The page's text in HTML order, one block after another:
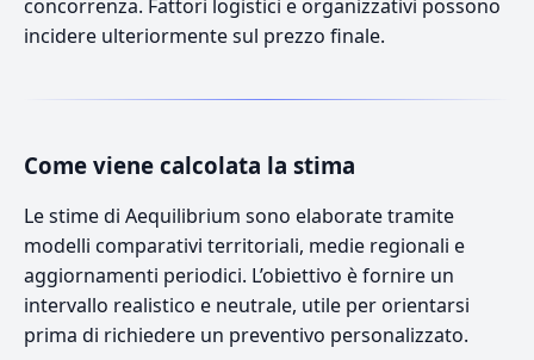
concorrenza. Fattori logistici e organizzativi possono
incidere ulteriormente sul prezzo finale.
Come viene calcolata la stima
Le stime di Aequilibrium sono elaborate tramite
modelli comparativi territoriali, medie regionali e
aggiornamenti periodici. L’obiettivo è fornire un
intervallo realistico e neutrale, utile per orientarsi
prima di richiedere un preventivo personalizzato.